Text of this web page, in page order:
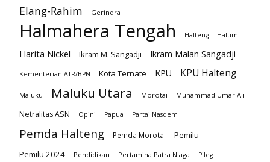
Elang-Rahim Gerindra
Halmahera Tengah Halteng Haltim
Harita Nickel Ikram M. Sangadji Ikram Malan Sangadji
Kementerian ATR/BPN Kota Ternate KPU KPU Halteng
Maluku Maluku Utara Morotai Muhammad Umar Ali
Netralitas ASN Opini Papua Partai Nasdem
Pemda Halteng Pemda Morotai
Pemilu
Pemilu 2024
Pendidikan Pertamina Patra Niaga Pileg